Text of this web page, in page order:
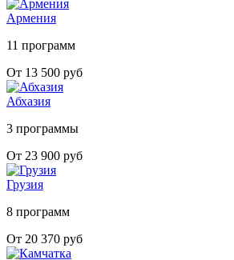
Армения
11 программ
От 13 500 руб
Абхазия
3 программы
От 23 900 руб
Грузия
8 программ
От 20 370 руб